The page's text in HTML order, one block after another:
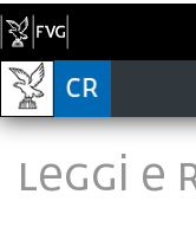
LEGGI E